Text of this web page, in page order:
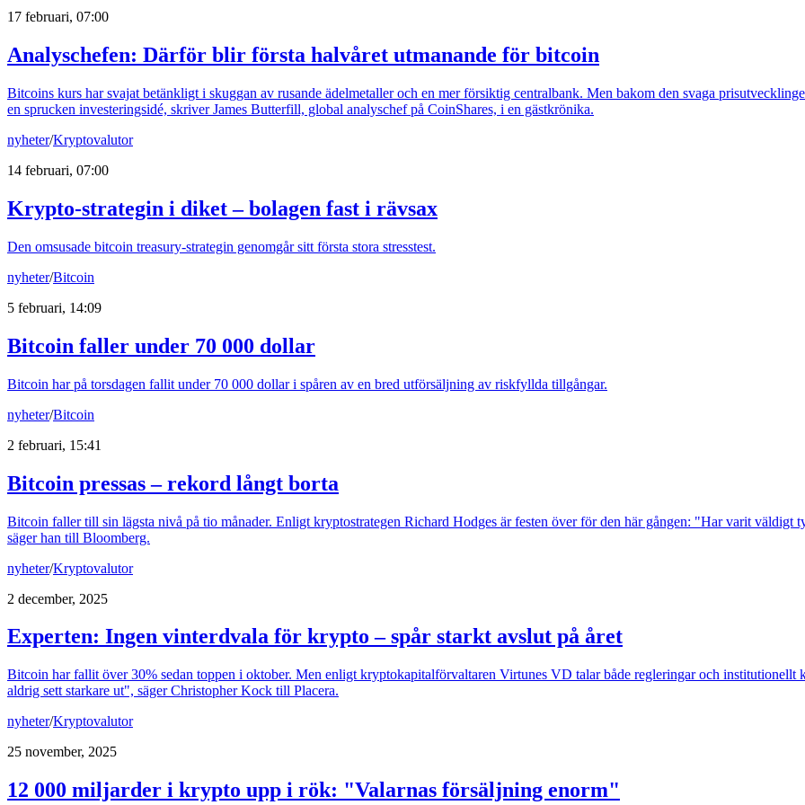
17 februari, 07:00
Analyschefen: Därför blir första halvåret utmanande för bitcoin
Bitcoins kurs har svajat betänkligt i skuggan av rusande ädelmetaller och en mer försiktig centralbank. Men bakom den svaga
en sprucken investeringsidé, skriver James Butterfill, global analyschef på CoinShares, i en gästkrönika.
nyheter/Kryptovalutor
14 februari, 07:00
Krypto-strategin i diket – bolagen fast i rävsax
Den omsusade bitcoin treasury-strategin genomgår sitt första stora stresstest.
nyheter/Bitcoin
5 februari, 14:09
Bitcoin faller under 70 000 dollar
Bitcoin har på torsdagen fallit under 70 000 dollar i spåren av en bred utförsäljning av riskfyllda tillgångar.
nyheter/Bitcoin
2 februari, 15:41
Bitcoin pressas – rekord långt borta
Bitcoin faller till sin lägsta nivå på tio månader. Enligt kryptostrategen Richard Hodges är festen över för den här gången: "Har varit väldigt
säger han till Bloomberg.
nyheter/Kryptovalutor
2 december, 2025
Experten: Ingen vinterdvala för krypto – spår starkt avslut på året
Bitcoin har fallit över 30% sedan toppen i oktober. Men enligt kryptokapitalförvaltaren Virtunes VD talar både regleringar och institutionellt
aldrig sett starkare ut", säger Christopher Kock till Placera.
nyheter/Kryptovalutor
25 november, 2025
12 000 miljarder i krypto upp i rök: "Valarnas försäljning enorm"